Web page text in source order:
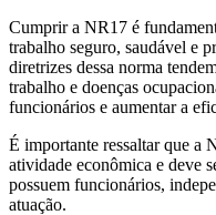
Cumprir a NR17 é
trabalho seguro, saudável e
diretrizes dessa norma
trabalho e doenças
funcionários e aumentar a
É importante ressaltar que a
atividade econômica e deve
possuem funcionários,
atuação.